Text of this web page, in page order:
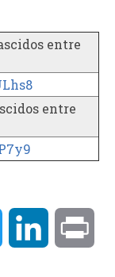
entre
entre
Twitter LinkedIn